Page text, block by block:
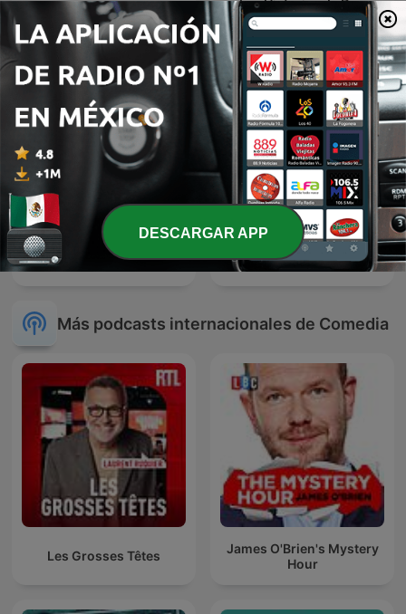
Panda Show (NO OFICIAL)
Cheto
Erazno y La Chokolata El
Podcast
La Tremenda Corte
Más podcasts internacionales de Comedia
Les Grosses Têtes
James O'Brien's Mystery
Hour
DESCARGAR APP